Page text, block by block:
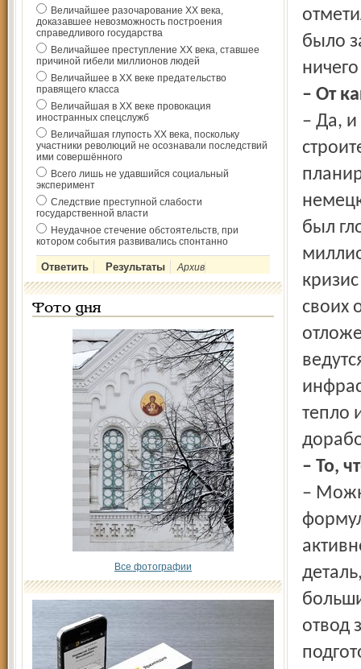
Величайшее разочарование ХХ века,
доказавшее невозможность построения
справедливого государства
Величайшее преступление ХХ века, ставшее
причиной гибели миллионов людей
Величайшее в ХХ веке предательство
правящего класса
Величайшая в ХХ веке провокация
иностранных спецслужб
Величайшая глупость ХХ века, поскольку
участники революций не осознавали последствий
ими совершённого
Всего лишь не удавшийся социальный
эксперимент
Следствие преступной слабости
государственной власти
Неудачное стечение обстоятельств, при
котором события развивались спонтанно
Архив
Фото дня
Все фотографии
было
– От
– Да,
был
своих
тепло
– То,
–
отвод